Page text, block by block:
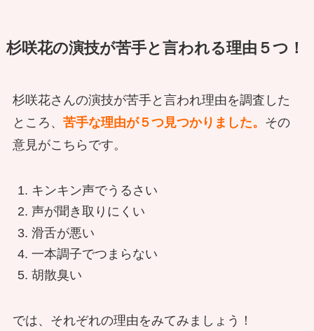
杉咲花の演技が苦手と言われる理由５つ！
杉咲花さんの演技が苦手と言われ理由を調査した
ところ、 苦手な理由が５つ見つかりました。 その
意見がこちらです。
キンキン声でうるさい
声が聞き取りにくい
滑舌が悪い
一本調子でつまらない
胡散臭い
では、それぞれの理由をみてみましょう！